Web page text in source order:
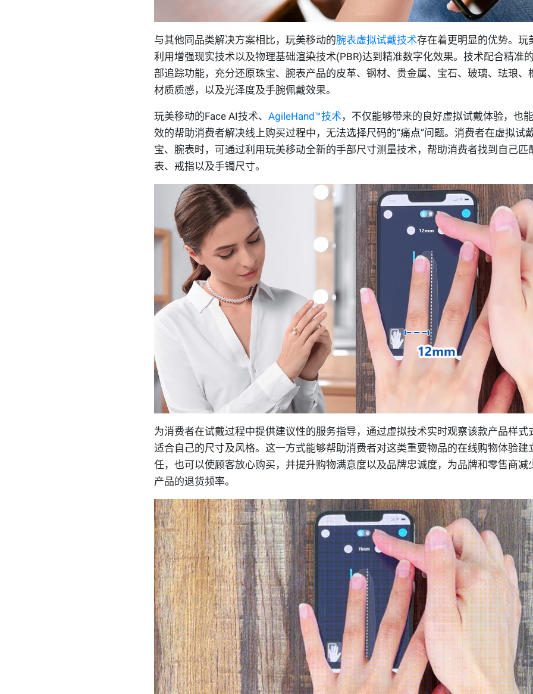
与其他同品类解决方案相比，玩美移动的腕表虚拟试戴技术存在着更明显的优势。玩
利用增强现实技术以及物理基础渲染技术(PBR)达到精准数字化效果。技术配合精准
部追踪功能，充分还原珠宝、腕表产品的皮革、钢材、贵金属、宝石、玻璃、珐琅、
材质质感，以及光泽度及手腕佩戴效果。
玩美移动的Face AI技术、 AgileHand™技术，不仅能够带来的良好虚拟试戴体验，也
效的帮助消费者解决线上购买过程中，无法选择尺码的“痛点”问题。消费者在虚拟试
宝、腕表时，可通过利用玩美移动全新的手部尺寸测量技术，帮助消费者找到自己匹
表、戒指以及手镯尺寸。
为消费者在试戴过程中提供建议性的服务指导，通过虚拟技术实时观察该款产品样式
适合自己的尺寸及风格。这一方式能够帮助消费者对这类重要物品的在线购物体验建
任，也可以使顾客放心购买，并提升购物满意度以及品牌忠诚度，为品牌和零售商减
产品的退货频率。